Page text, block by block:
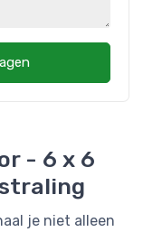
- 6 x 6
je niet alleen